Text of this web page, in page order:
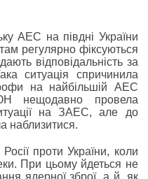
АЕС на півдні України
регулярно фіксуються
відповідальність за
ситуація спричинила
на найбільшій АЕС
нещодавно провела
на ЗАЕС, але до
наблизитися.
проти України, коли
При цьому йдеться не
ядерної зброї, а й, як